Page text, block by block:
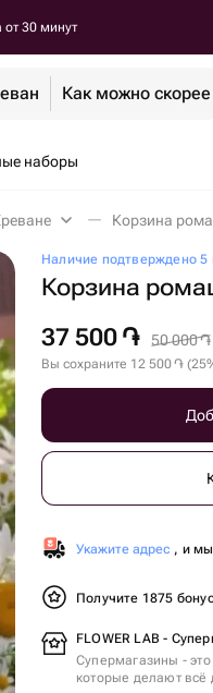
от 30 минут
Как можно скорее
наборы
Корзина
Наличие подтверждено 5
Корзина
37 500 ֏ 50 000֏
Вы сохраните 12 500֏ (25
Укажите адрес , и мы
Получите 1875
FLOWER LAB -
Супермагазины -
которые делают всё